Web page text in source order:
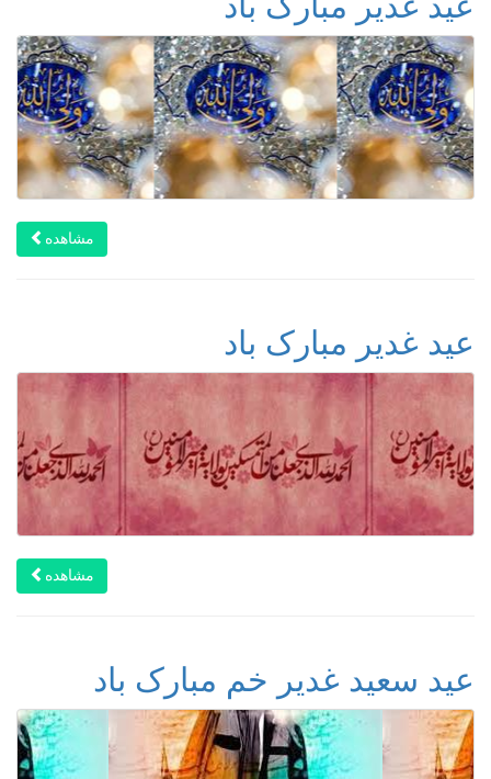
مشاهده
عید غدیر مبارک باد
مشاهده
عید سعید غدیر خم مبارک باد